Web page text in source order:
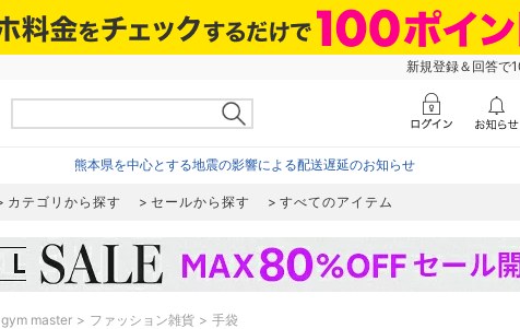
新規登録＆回答で
熊本県を中心とする地震の影響による配送遅延のお知らせ
カテゴリから探す セールから探す すべてのアイテム
gym master ファッション雑貨 手袋